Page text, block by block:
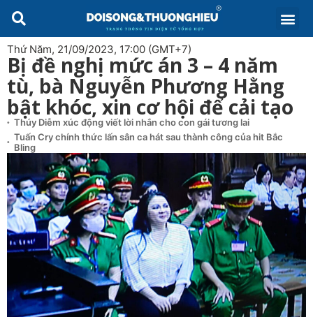
Thứ Năm, 21/09/2023, 17:00 (GMT+7)
Bị đề nghị mức án 3 – 4 năm
tù, bà Nguyễn Phương Hằng
bật khóc, xin cơ hội để cải tạo
Thúy Diễm xúc động viết lời nhắn cho con gái tương lai
Tuấn Cry chính thức lấn sân ca hát sau thành công của hit Bắc
Bling